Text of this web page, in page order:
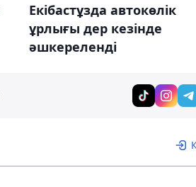
Екібастұзда автокөлік
ұрлығы дер кезінде
әшкереленді